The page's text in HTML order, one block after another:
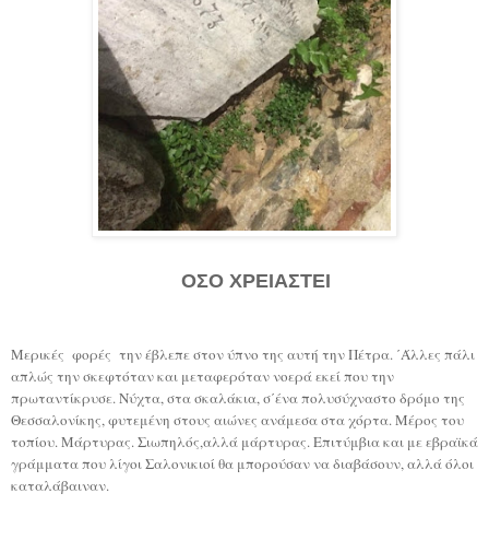
ΟΣΟ ΧΡΕΙΑΣΤΕΙ
Μερικές φορές την έβλεπε στον ύπνο της αυτή την Πέτρα. ΄Άλλες πάλι
απλώς την σκεφτόταν και μεταφερόταν νοερά εκεί που την
πρωταντίκρυσε. Νύχτα, στα σκαλάκια, σ΄ένα πολυσύχναστο δρόμο της
Θεσσαλονίκης, φυτεμένη στους αιώνες ανάμεσα στα χόρτα. Μέρος του
τοπίου. Μάρτυρας. Σιωπηλός,αλλά μάρτυρας. Επιτύμβια και με εβραϊκά
γράμματα που λίγοι Σαλονικιοί θα μπορούσαν να διαβάσουν, αλλά όλοι
καταλάβαιναν.